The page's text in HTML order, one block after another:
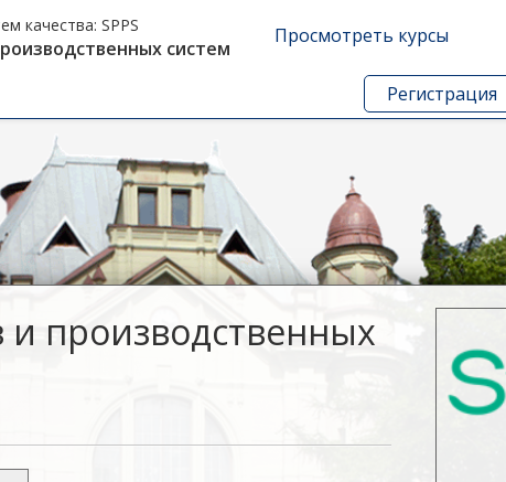
качества: SPPS
систем
Просмотреть курсы
Регистрация
производственных